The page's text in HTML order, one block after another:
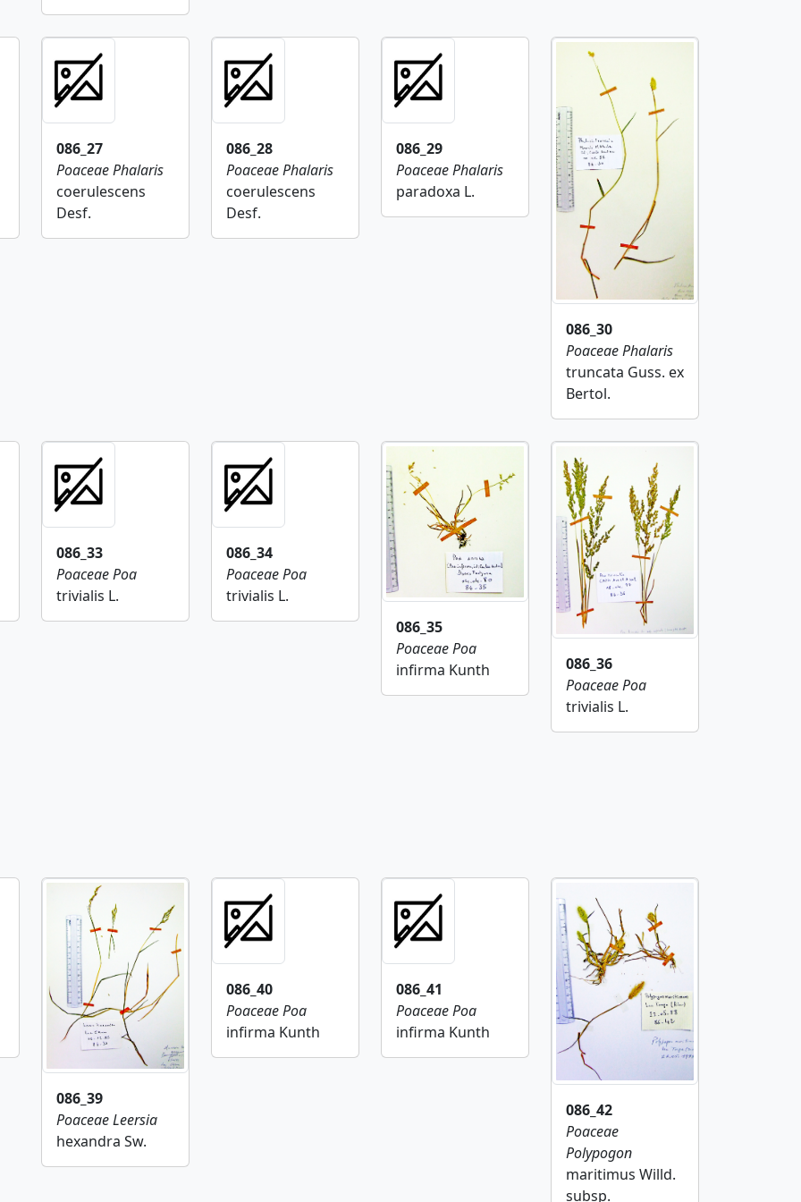
086_27
PoaceaePhalaris
coerulescens
Desf.
086_28
PoaceaePhalaris
coerulescens
Desf.
086_29
PoaceaePhalaris
paradoxa L.
086_30
PoaceaePhalaris
truncata Guss. ex
Bertol.
086_33
PoaceaePoa
trivialis L.
086_34
PoaceaePoa
trivialis L.
086_35
PoaceaePoa
infirma Kunth
086_36
PoaceaePoa
trivialis L.
086_39
PoaceaeLeersia
hexandra Sw.
086_40
PoaceaePoa
infirma Kunth
086_41
PoaceaePoa
infirma Kunth
086_42
Poaceae
Polypogon
maritimus Willd.
subsp.